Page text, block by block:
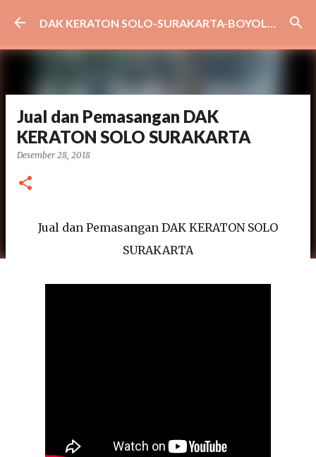
Langsung ke konten utama
Jual dan Pemasangan DAK
KERATON SOLO SURAKARTA
Desember 28, 2018
Jual dan Pemasangan DAK KERATON SOLO
SURAKARTA